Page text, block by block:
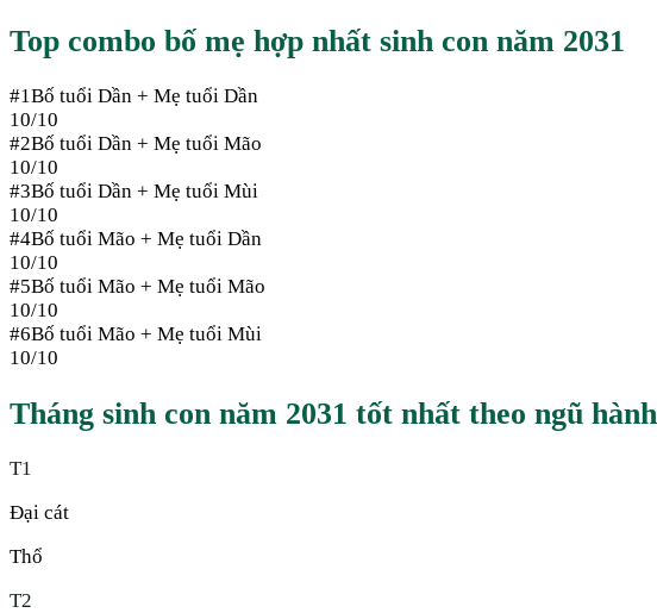
Top combo bố mẹ hợp nhất sinh con năm 2031
#1Bố tuổi Dần + Mẹ tuổi Dần
10/10
#2Bố tuổi Dần + Mẹ tuổi Mão
10/10
#3Bố tuổi Dần + Mẹ tuổi Mùi
10/10
#4Bố tuổi Mão + Mẹ tuổi Dần
10/10
#5Bố tuổi Mão + Mẹ tuổi Mão
10/10
#6Bố tuổi Mão + Mẹ tuổi Mùi
10/10
Tháng sinh con năm 2031 tốt nhất theo ngũ hành
T1
Đại cát
Thổ
T2